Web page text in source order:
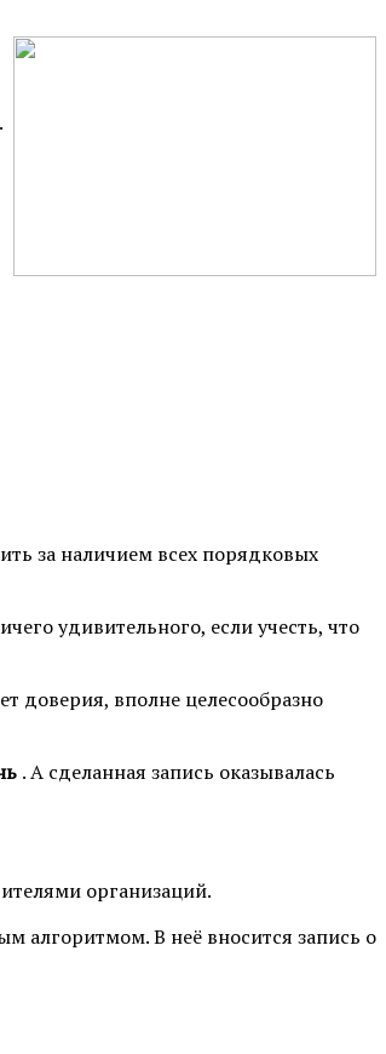
за наличием всех порядковых
удивительного, если учесть, что
доверия, вполне целесообразно
. А сделанная запись оказывалась
организаций.
алгоритмом. В неё вносится запись о